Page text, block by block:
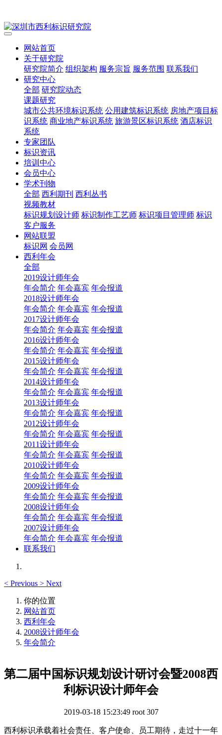
网站首页
关于研究院
研究院简介 组织架构 服务宗旨 服务范围 联系我们
研究中心
全部 研究院动态
课题研究
城市公共环境标识系统 公用建筑标识系统 房地产项目标
识系统 商业地产标识系统 旅游景区标识系统 酒店标识
系统
专家团队
标识资讯
培训中心
会员中心
学术刊物
全部 西利期刊 西利丛书
视频教材
标识规划设计师 标识制作工艺师 标识项目管理师 标识
客户服务
网站联盟
标识网 会员网
西利年会
全部
2019设计师年会
年会简介 年会嘉宾 年会报道
2018设计师年会
年会简介 年会嘉宾 年会报道
2017设计师年会
年会简介 年会嘉宾 年会报道
2016设计师年会
年会简介 年会嘉宾 年会报道
2015设计师年会
年会简介 年会嘉宾 年会报道
2014设计师年会
年会简介 年会嘉宾 年会报道
2013设计师年会
年会简介 年会嘉宾 年会报道
2012设计师年会
年会简介 年会嘉宾 年会报道
2011设计师年会
年会简介 年会嘉宾 年会报道
2010设计师年会
年会简介 年会嘉宾 年会报道
2009设计师年会
年会简介 年会嘉宾 年会报道
2008设计师年会
年会简介 年会嘉宾 年会报道
2007设计师年会
年会简介 年会嘉宾 年会报道
联系我们
< Previous > Next
你的位置
网站首页
西利年会
2008设计师年会
年会简介
第二届中国标识规划设计研讨会暨2008西
利标识设计师年会
2019-03-18 15:23:49 root 307
西利标识承载着社会责任、客户使命、员工期待，走过十一年